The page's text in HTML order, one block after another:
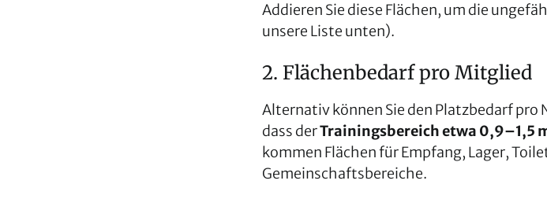
Addieren Sie diese Flächen, um die
unsere Liste unten).
2. Flächenbedarf pro Mitglied
Alternativ können Sie den Platzbedarf pro
dass derTrainingsbereich etwa 0,9–1,5
kommen Flächen für Empfang, Lager,
Gemeinschaftsbereiche.